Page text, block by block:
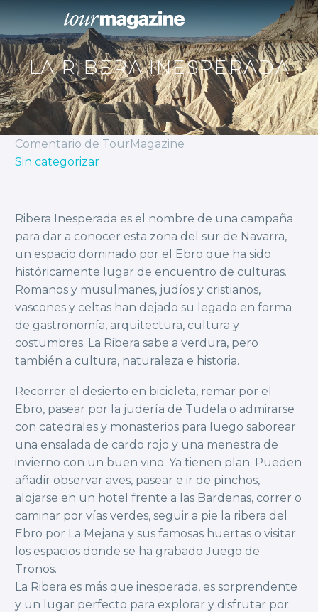
LA RIBERA INESPERADA
Comentario de TourMagazine
Sin categorizar
Ribera Inesperada es el nombre de una campaña
para dar a conocer esta zona del sur de Navarra,
un espacio dominado por el Ebro que ha sido
históricamente lugar de encuentro de culturas.
Romanos y musulmanes, judíos y cristianos,
vascones y celtas han dejado su legado en forma
de gastronomía, arquitectura, cultura y
costumbres. La Ribera sabe a verdura, pero
también a cultura, naturaleza e historia.
Recorrer el desierto en bicicleta, remar por el
Ebro, pasear por la judería de Tudela o admirarse
con catedrales y monasterios para luego saborear
una ensalada de cardo rojo y una menestra de
invierno con un buen vino. Ya tienen plan. Pueden
añadir observar aves, pasear e ir de pinchos,
alojarse en un hotel frente a las Bardenas, correr o
caminar por vías verdes, seguir a pie la ribera del
Ebro por La Mejana y sus famosas huertas o visitar
los espacios donde se ha grabado Juego de
Tronos.
La Ribera es más que inesperada, es sorprendente
y un lugar perfecto para explorar y disfrutar por